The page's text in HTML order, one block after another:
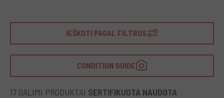
IEŠKOTI PAGAL FILTRUS
CONDITION GUIDE
17 GALIMI PRODUKTAI SERTIFIKUOTA NAUDOTA